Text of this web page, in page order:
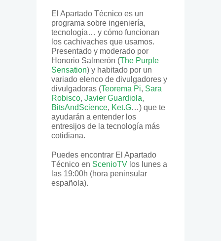
El Apartado Técnico es un
programa sobre ingeniería,
tecnología… y cómo funcionan
los cachivaches que usamos.
Presentado y moderado por
Honorio Salmerón (The Purple
Sensation) y habitado por un
variado elenco de divulgadores y
divulgadoras (Teorema Pi, Sara
Robisco, Javier Guardiola,
BitsAndScience, Ket.G…) que te
ayudarán a entender los
entresijos de la tecnología más
cotidiana.
Puedes encontrar El Apartado
Técnico en ScenioTV los lunes a
las 19:00h (hora peninsular
española).